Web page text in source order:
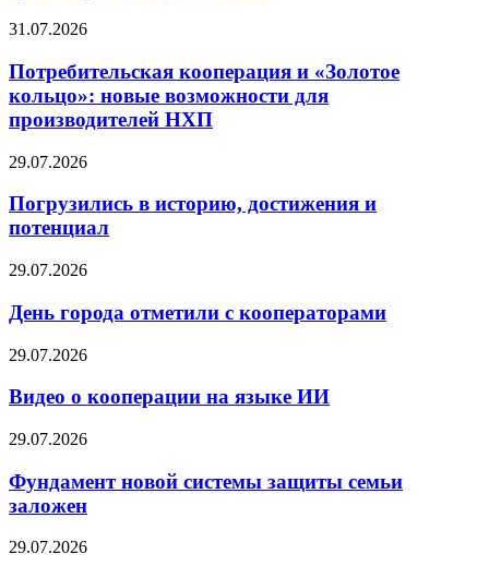
31.07.2026
Потребительская кооперация и «Золотое
кольцо»: новые возможности для
производителей НХП
29.07.2026
Погрузились в историю, достижения и
потенциал
29.07.2026
День города отметили с кооператорами
29.07.2026
Видео о кооперации на языке ИИ
29.07.2026
Фундамент новой системы защиты семьи
заложен
29.07.2026